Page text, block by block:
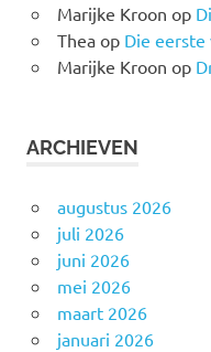
Marijke Kroon op
Theaop Die eerste
Marijke Kroon op
ARCHIEVEN
augustus 2026
juli 2026
juni 2026
mei 2026
maart 2026
januari 2026